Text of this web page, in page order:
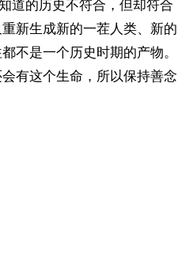
道的历史不符合，但却符合
新生成新的一茬人类、新的
不是一个历史时期的产物。
有这个生命，所以保持善念